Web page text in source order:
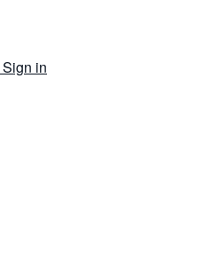
Sign in